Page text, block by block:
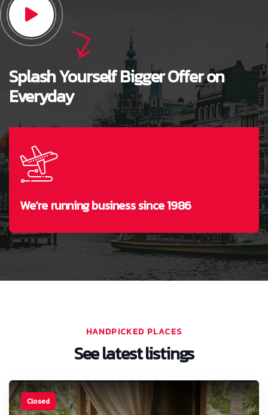
Splash Yourself Bigger Offer on
Everyday
We’re running business since 1986
HANDPICKED PLACES
See latest listings
Closed